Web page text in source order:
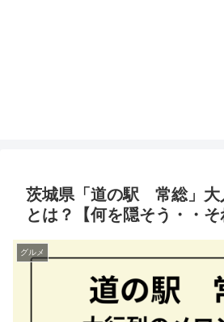
茨城県「道の駅 常総」大
とは？【何を隠そう・・そ
グルメ